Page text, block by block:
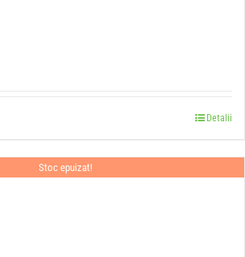
Detalii
Stoc epuizat!